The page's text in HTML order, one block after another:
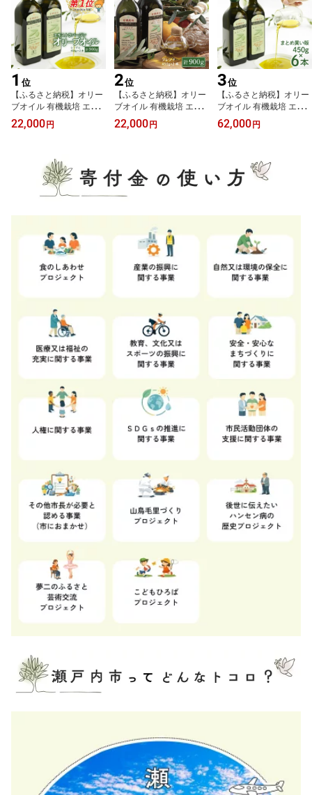
1 位
【ふるさと納税】オリー
ブオイル 有機栽培 エキ
ストラバージン オリーブ
オイル シングル 2本 セッ
フト 人気 サラダ ドレッ
シング パスタ
22,000 円
2位
【ふるさと納税】オリー
ブオイル 有機栽培 エキ
ストラバージン オリーブ
オイル ブレンド 2本 セッ
有機栽培 オーガニック
オリーブ油 調味料
22,000 円
3位
【ふるさと納税】オリー
ブオイル 有機栽培 エキ
ストラバージン オリーブ
オイル シングル 450g 6
ふるさと納税 エキストラ
バージン 有機栽培 オー
ガニック オリーブ油 調
62,000 円